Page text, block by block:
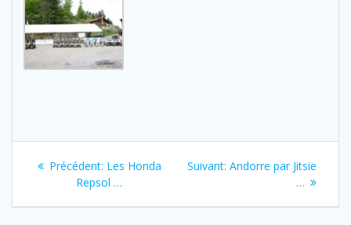
Navigation
Précédent: Previous
post:
Les Honda
Repsol …
Suivant: Next
Andorre par Jitsie
…